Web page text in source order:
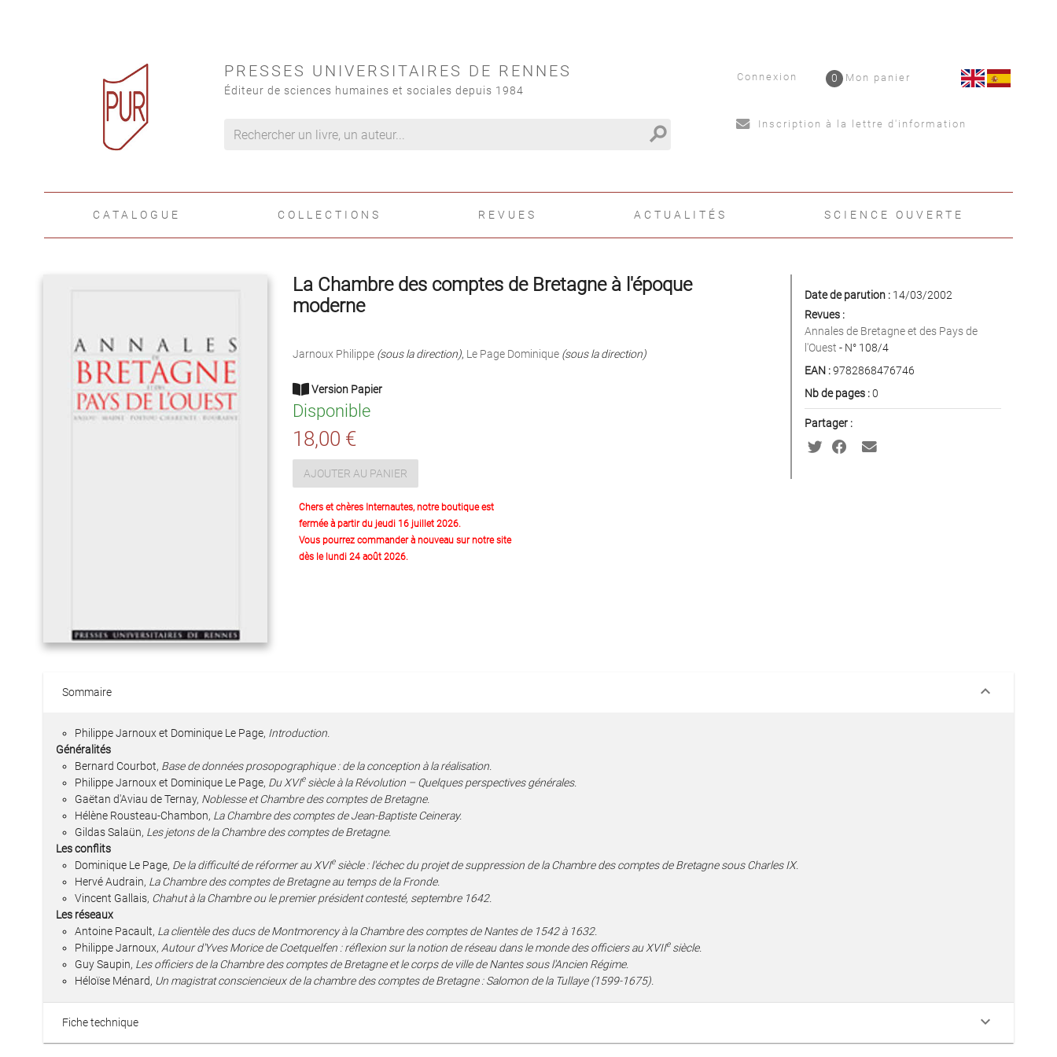
PRESSES UNIVERSITAIRES DE RENNES
Éditeur de sciences humaines et sociales depuis 1984
search
Connexion Mon panier
0
Inscription à la lettre d'information
CATALOGUE COLLECTIONS REVUES ACTUALITÉS SCIENCE OUVERTE
La Chambre des comptes de Bretagne à l'époque
moderne
Jarnoux Philippe (sous la direction), Le Page Dominique (sous la direction)
Version Papier
Disponible
18,00 €
AJOUTER AU PANIER
Chers et chères Internautes, notre boutique est
fermée à partir du jeudi 16 juillet 2026.
Vous pourrez commander à nouveau sur notre site
dès le lundi 24 août 2026.
Date de parution :14/03/2002
Revues :
Annales de Bretagne et des Pays de
l'Ouest - N° 108/4
EAN :9782868476746
Nb de pages :0
Partager :
Sommaire keyboard_arrow_down
Philippe Jarnoux et Dominique Le Page, Introduction.
Généralités
Bernard Courbot, Base de données prosopographique : de la conception à la réalisation.
Philippe Jarnoux et Dominique Le Page, Du XVIesiècle à la Révolution – Quelques perspectives générales.
Gaëtan d'Aviau de Ternay, Noblesse et Chambre des comptes de Bretagne.
Hélène Rousteau-Chambon, La Chambre des comptes de Jean-Baptiste Ceineray.
Gildas Salaün, Les jetons de la Chambre des comptes de Bretagne.
Les conflits
Dominique Le Page, De la difficulté de réformer au XVIesiècle : l'échec du projet de suppression de la Chambre des comptes de Bretagne sous Charles IX.
Hervé Audrain, La Chambre des comptes de Bretagne au temps de la Fronde.
Vincent Gallais, Chahut à la Chambre ou le premier président contesté, septembre 1642.
Les réseaux
Antoine Pacault, La clientèle des ducs de Montmorency à la Chambre des comptes de Nantes de 1542 à 1632.
Philippe Jarnoux, Autour d'Yves Morice de Coetquelfen : réflexion sur la notion de réseau dans le monde des officiers au XVIIesiècle.
Guy Saupin, Les officiers de la Chambre des comptes de Bretagne et le corps de ville de Nantes sous l'Ancien Régime.
Héloïse Ménard, Un magistrat consciencieux de la chambre des comptes de Bretagne : Salomon de la Tullaye (1599-1675).
Fiche technique keyboard_arrow_down